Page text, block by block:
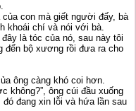
con mà giết người đấy, bà
khoái chí và nói với bà.
là tóc của nó, sau này tôi
đến bộ xương rồi đưa ra cho
ông càng khó coi hơn.
không?”, ông cúi đầu xuống
đang xin lỗi và hứa lần sau